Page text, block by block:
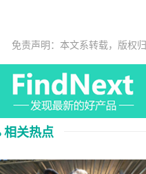
免责声明：本文系转载，版权
相关热点